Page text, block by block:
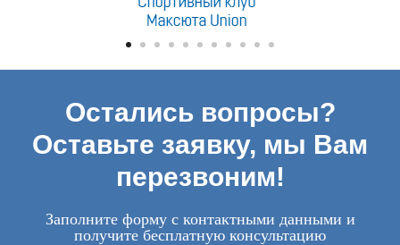
Остались вопросы?
Оставьте заявку, мы Вам
перезвоним!
Заполните форму с контактными данными и
получите бесплатную консультацию